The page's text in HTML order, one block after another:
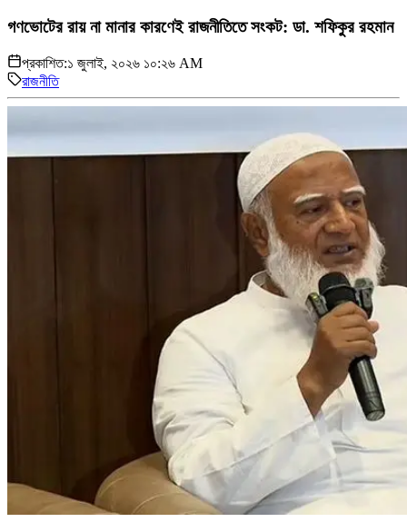
গণভোটের রায় না মানার কারণেই রাজনীতিতে সংকট: ডা. শফিকুর রহমান
প্রকাশিত:১ জুলাই, ২০২৬ ১০:২৬ AM
রাজনীতি